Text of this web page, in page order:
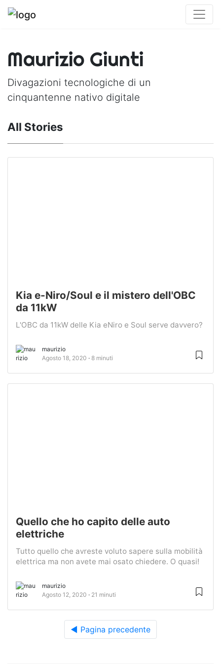
Maurizio Giunti
Divagazioni tecnologiche di un
cinquantenne nativo digitale
All Stories
Kia e-Niro/Soul e il mistero dell'OBC
da 11kW
L'OBC da 11kW delle Kia eNiro e Soul serve davvero?
maurizio
Agosto 18, 2020
8 minuti
Quello che ho capito delle auto
elettriche
Tutto quello che avreste voluto sapere sulla mobilità
elettrica ma non avete mai osato chiedere. O quasi!
maurizio
Agosto 12, 2020
21 minuti
◀ Pagina precedente